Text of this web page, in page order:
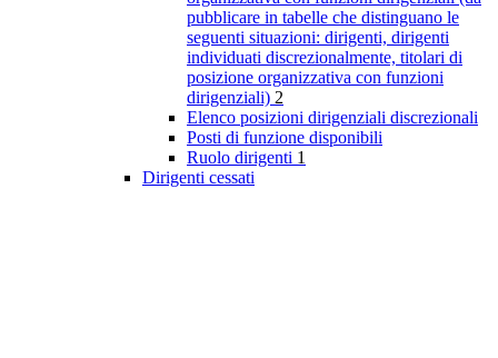
pubblicare in tabelle che distinguano le
seguenti situazioni: dirigenti, dirigenti
individuati discrezionalmente, titolari di
posizione organizzativa con funzioni
dirigenziali) 2
Elenco posizioni dirigenziali discrezionali
Posti di funzione disponibili
Ruolo dirigenti 1
Dirigenti cessati